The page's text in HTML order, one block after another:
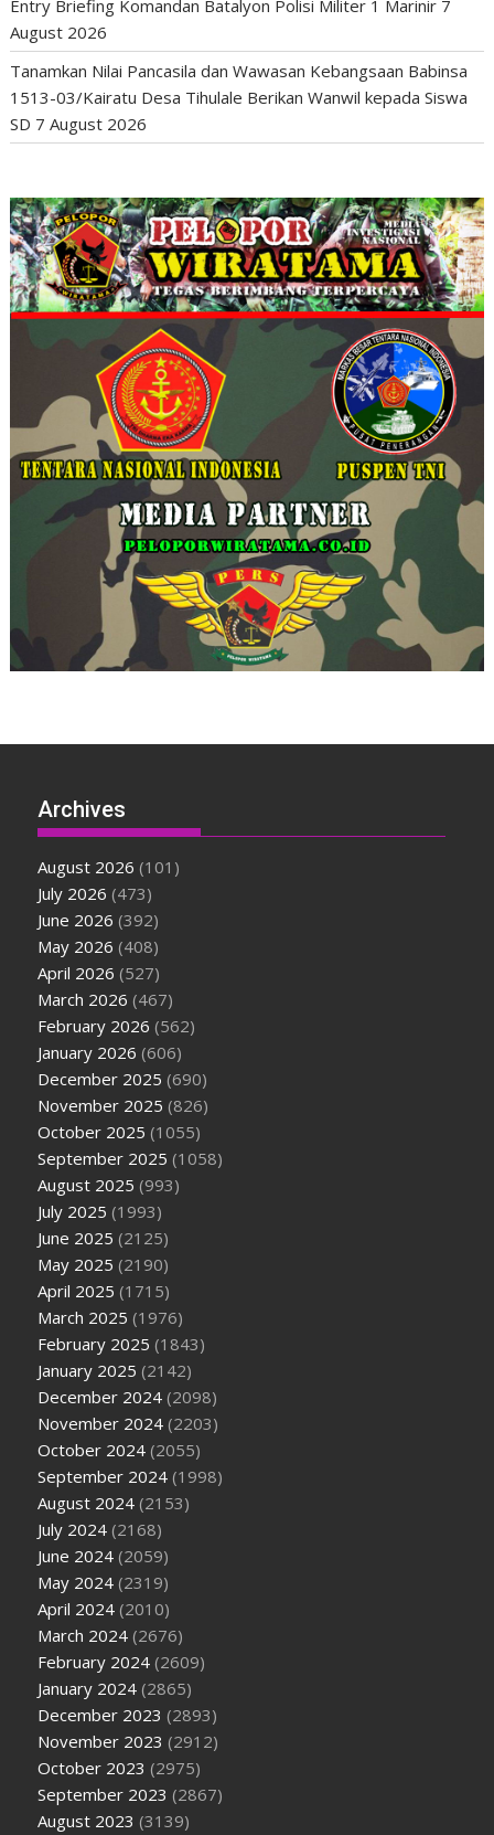
Entry Briefing Komandan Batalyon Polisi Militer 1 Marinir 7
August 2026
Tanamkan Nilai Pancasila dan Wawasan Kebangsaan Babinsa
1513-03/Kairatu Desa Tihulale Berikan Wanwil kepada Siswa
SD 7 August 2026
Archives
August 2026 (101)
July 2026 (473)
June 2026 (392)
May 2026 (408)
April 2026 (527)
March 2026 (467)
February 2026 (562)
January 2026 (606)
December 2025 (690)
November 2025 (826)
October 2025 (1055)
September 2025 (1058)
August 2025 (993)
July 2025 (1993)
June 2025 (2125)
May 2025 (2190)
April 2025 (1715)
March 2025 (1976)
February 2025 (1843)
January 2025 (2142)
December 2024 (2098)
November 2024 (2203)
October 2024 (2055)
September 2024 (1998)
August 2024 (2153)
July 2024 (2168)
June 2024 (2059)
May 2024 (2319)
April 2024 (2010)
March 2024 (2676)
February 2024 (2609)
January 2024 (2865)
December 2023 (2893)
November 2023 (2912)
October 2023 (2975)
September 2023 (2867)
August 2023 (3139)